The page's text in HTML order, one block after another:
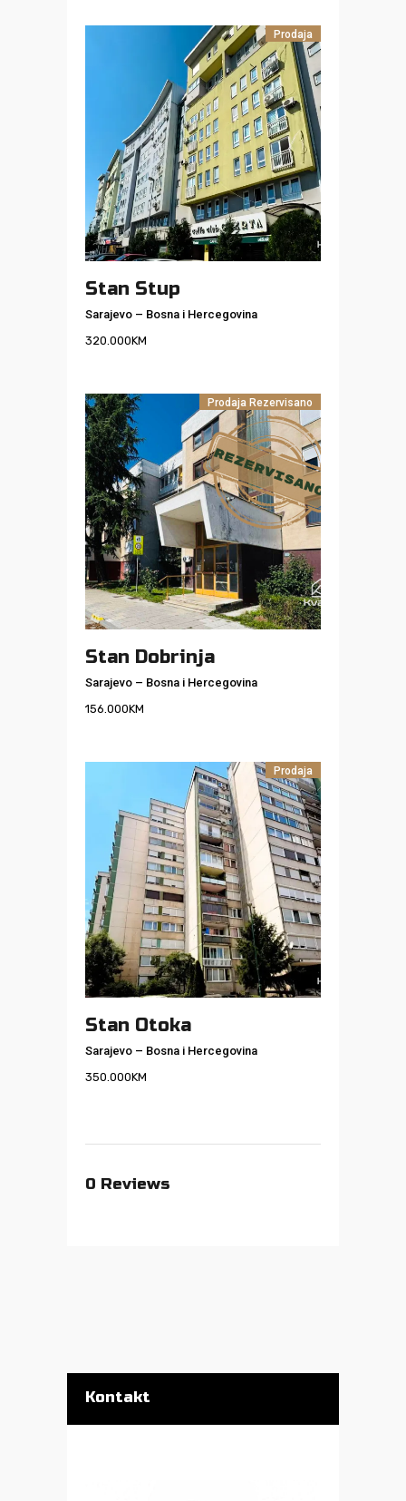
Prodaja
Stan Stup
Sarajevo – Bosna i Hercegovina
320.000KM
Prodaja Rezervisano
Stan Dobrinja
Sarajevo – Bosna i Hercegovina
156.000KM
Prodaja
Stan Otoka
Sarajevo – Bosna i Hercegovina
350.000KM
0 Reviews
Kontakt